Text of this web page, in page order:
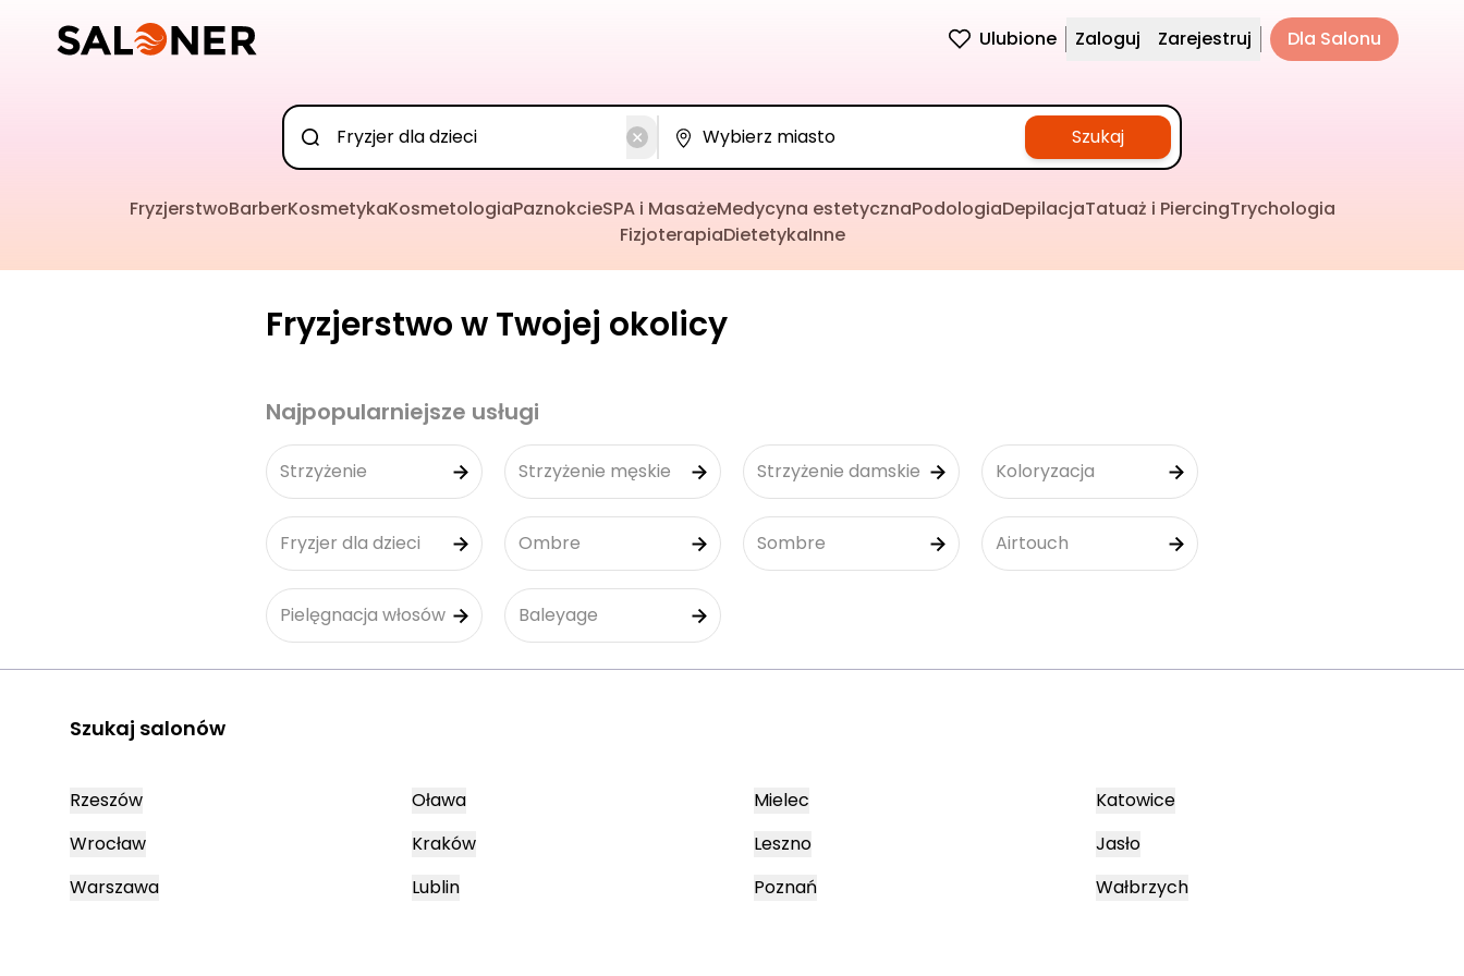
Ulubione Zaloguj Zarejestruj Dla Salonu
Szukaj
FryzjerstwoBarberKosmetykaKosmetologiaPaznokcieSPA i MasażeMedycyna estetycznaPodologiaDepilacjaTatuaż i PiercingTrychologia
FizjoterapiaDietetykaInne
Fryzjerstwo w Twojej okolicy
Najpopularniejsze usługi
Strzyżenie Strzyżenie męskie Strzyżenie damskie Koloryzacja
Fryzjer dla dzieci Ombre Sombre Airtouch
Pielęgnacja włosów Baleyage
Szukaj salonów
Rzeszów
Wrocław
Warszawa
Oława
Kraków
Lublin
Mielec
Leszno
Poznań
Katowice
Jasło
Wałbrzych